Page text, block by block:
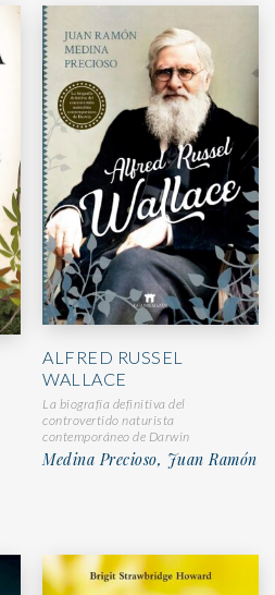
ALFRED RUSSEL
WALLACE
La biografía definitiva del
controvertido naturista
contemporáneo de Darwin
Medina Precioso, Juan Ramón